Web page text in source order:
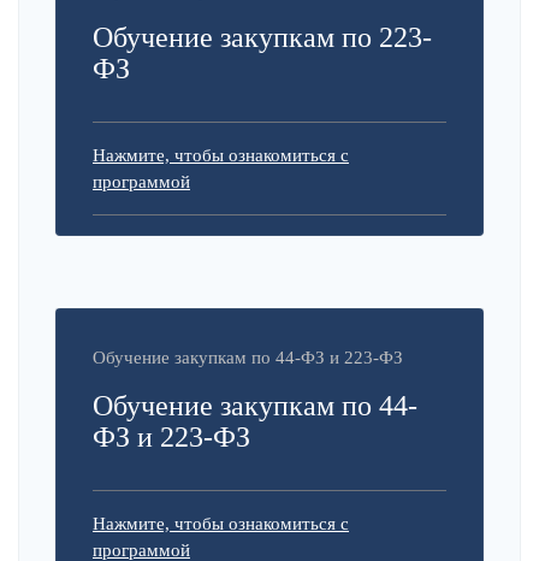
Обучение закупкам по 223-
ФЗ
Нажмите, чтобы ознакомиться с
программой
Обучение закупкам по 44-ФЗ и 223-ФЗ
Обучение закупкам по 44-
ФЗ и 223-ФЗ
Нажмите, чтобы ознакомиться с
программой